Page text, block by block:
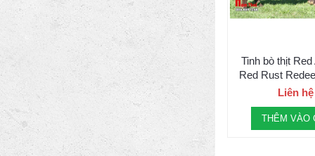
Tinh bò thịt Red
Red Rust
Liên hệ
THÊM VÀO